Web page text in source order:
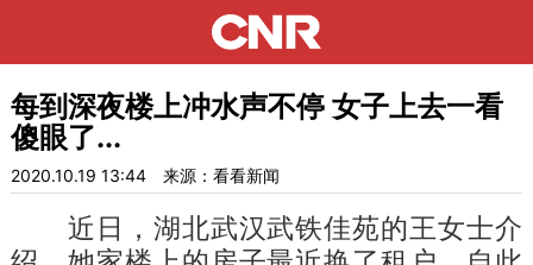
每到深夜楼上冲水声不停 女子上去一看
傻眼了...
2020.10.19 13:44 来源：看看新闻
近日，湖北武汉武铁佳苑的王女士介